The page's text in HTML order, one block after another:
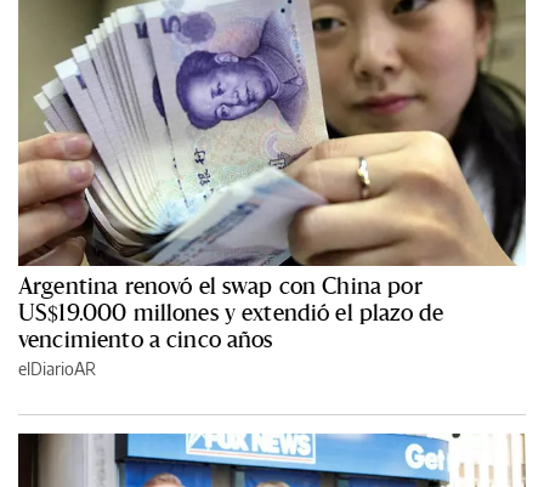
Argentina renovó el swap con China por
US$19.000 millones y extendió el plazo de
vencimiento a cinco años
elDiarioAR